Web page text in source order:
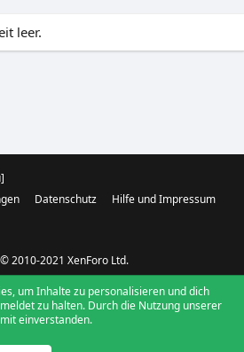
leer.
Datenschutz
Hilfe und Impressum
© 2010-2021 XenForo Ltd.
um Inhalte zu personalisieren und dich
zu halten. Durch die Nutzung unserer
einverstanden.